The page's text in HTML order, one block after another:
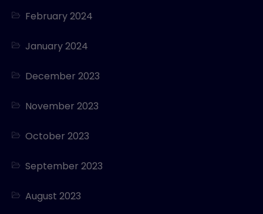
February 2024
January 2024
December 2023
November 2023
October 2023
September 2023
August 2023